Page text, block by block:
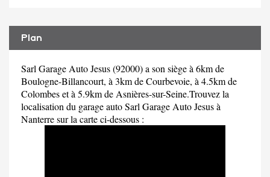
Plan
Sarl Garage Auto Jesus (92000) a son siège à 6km de
Boulogne-Billancourt, à 3km de Courbevoie, à 4.5km de
Colombes et à 5.9km de Asnières-sur-Seine.Trouvez la
localisation du garage auto Sarl Garage Auto Jesus à
Nanterre sur la carte ci-dessous :